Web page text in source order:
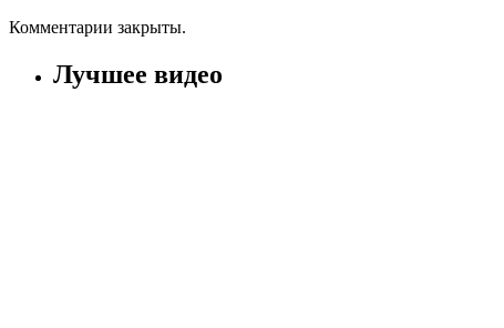
Комментарии закрыты.
Лучшее видео